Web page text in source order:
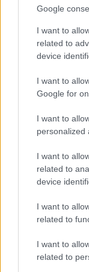
Google
I want to
related to
device
I want to
Google for
I want to
personalized
I want to
related to
device
I want to
related to
I want to
related to
Dolce &
kollekciója egy
stílusból.
"Italian Beauty"-
keresztelt
kifogástalan
A milánói
gerincét az
szőtt és puha
amelyeket
anyagában,
a
szellős és